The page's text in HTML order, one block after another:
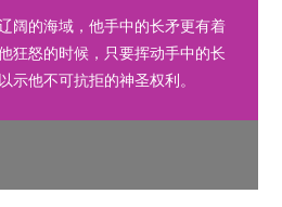
阔的海域，他手中的长矛更有着
狂怒的时候，只要挥动手中的长
示他不可抗拒的神圣权利。